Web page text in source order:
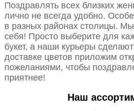
Поздравлять всех близких
лично не всегда удобно.
в разных районах столицы.
себя! Просто выберите для
букет, а наши курьеры
доставке цветов приложим
пожеланиями, чтобы
приятнее!
Наш